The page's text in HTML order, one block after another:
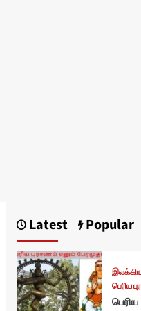
Latest Popular
பெரிய